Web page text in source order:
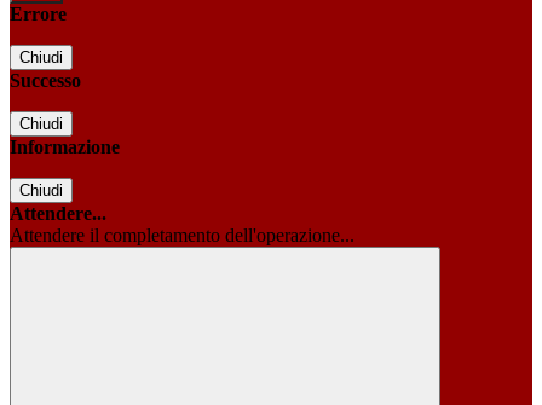
Errore
Chiudi
Successo
Chiudi
Informazione
Chiudi
Attendere...
Attendere il completamento dell'operazione...